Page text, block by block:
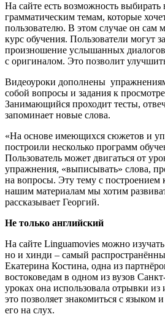
На сайте есть возможность
грамматическим темам, которые
пользователю. В этом случае он сам
курс обучения. Пользователи могут
произношение услышанных
с оригиналом. Это позволит
Видеоуроки дополнены
собой вопросы и задания к
Занимающийся проходит тесты,
запоминает новые слова.
«На основе имеющихся сюжетов и
построили несколько программ
Пользователь может двигаться от
упражнения, «выписывать» слова,
на вопросы. Эту тему с построением
нашим материалам мы хотим
рассказывает Георгий.
Не только английский
На сайте Linguamovies можно
но и хинди – самый
Екатерина Костина, одна из
востоковедам в одном из вузов
уроках она использовала отрывки
это позволяет знакомиться с языком
его на слух.